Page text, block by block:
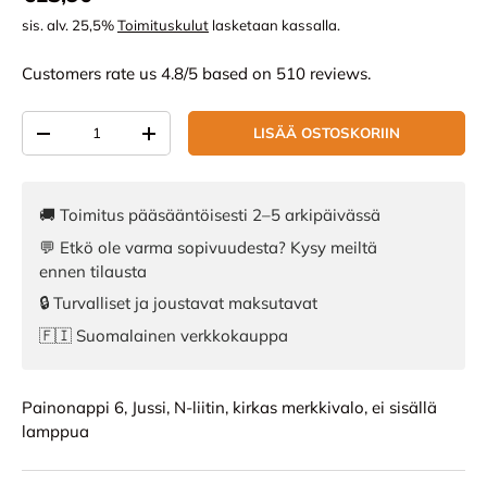
sis. alv. 25,5%Toimituskulut lasketaan kassalla.
Customers rate us 4.8/5 based on 510 reviews.
VÄHENNÄ MÄÄRÄÄLISÄÄ MÄÄRÄÄLISÄÄ OSTOSKORIIN
🚚 Toimitus pääsääntöisesti 2–5 arkipäivässä
💬 Etkö ole varma sopivuudesta? Kysy meiltä
ennen tilausta
🔒 Turvalliset ja joustavat maksutavat
🇫🇮 Suomalainen verkkokauppa
Painonappi 6, Jussi, N-liitin, kirkas merkkivalo, ei sisällä
lamppua